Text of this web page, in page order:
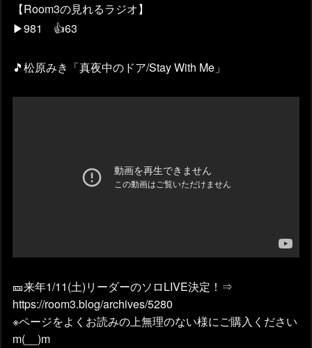
【Room3の見れるラジオ】
▶981 👍63
🎵松原みき「真夜中のドア/Stay With Me」
🎫来年1/11(土)リーダーのソロLIVE決定！⇒
https://room3.blog/archives/5280
※ページをよくお読みの上無理のない様にご購入ください
m(__)m